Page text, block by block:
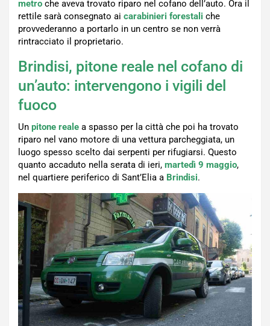
metro che aveva trovato riparo nel cofano dell’auto. Ora il
rettile sarà consegnato ai carabinieri forestali che
provvederanno a portarlo in un centro se non verrà
rintracciato il proprietario.
Brindisi, pitone reale nel cofano di
un’auto: intervengono i vigili del
fuoco
Un pitone reale a spasso per la città che poi ha trovato
riparo nel vano motore di una vettura parcheggiata, un
luogo spesso scelto dai serpenti per rifugiarsi. Questo
quanto accaduto nella serata di ieri, martedì 9 maggio,
nel quartiere periferico di Sant’Elia a Brindisi.